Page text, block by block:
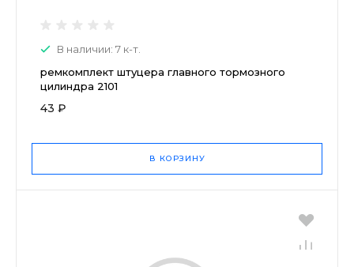
В наличии: 7 к-т.
ремкомплект штуцера главного тормозного
цилиндра 2101
43 ₽
В КОРЗИНУ